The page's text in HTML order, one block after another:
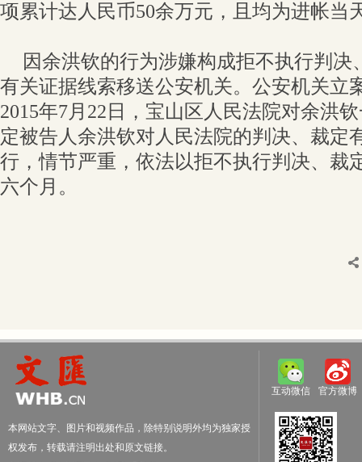
项累计达人民币50余万元，且均为进帐当
因余洪钦的行为涉嫌构成拒不执行判决
有关证据线索移送公安机关。公安机关立
2015年7月22日，宝山区人民法院对余洪
定被告人余洪钦对人民法院的判决、裁定
行，情节严重，依法以拒不执行判决、裁
六个月。
本网站文字、图片和视频作品，除特别说明外均为独家授
权发布，转载请注明出处和原文链接。
互动微信 官方微博